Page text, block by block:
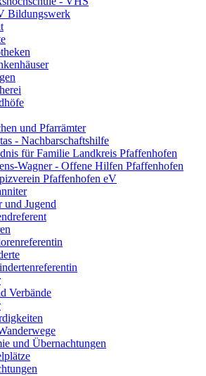
Bildungswerk
und Pfarrämter
- Nachbarschaftshilfe
für Familie Landkreis Pfaffenhofen
Wagner - Offene Hilfen Pfaffenhofen
Pfaffenhofen eV
Jugend
Verbände
und Übernachtungen